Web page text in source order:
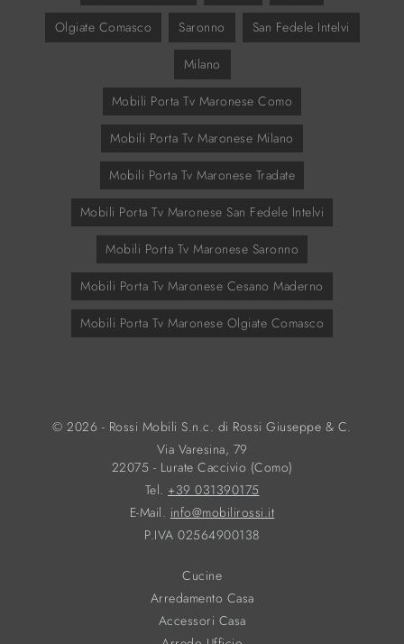
Olgiate Comasco Saronno San Fedele Intelvi
Milano
Mobili Porta Tv Maronese Como
Mobili Porta Tv Maronese Milano
Mobili Porta Tv Maronese Tradate
Mobili Porta Tv Maronese San Fedele Intelvi
Mobili Porta Tv Maronese Saronno
Mobili Porta Tv Maronese Cesano Maderno
Mobili Porta Tv Maronese Olgiate Comasco
© 2026 - Rossi Mobili S.n.c. di Rossi Giuseppe & C.
Via Varesina, 79
22075 - Lurate Caccivio (Como)
Tel. +39 031390175
E-Mail. info@mobilirossi.it
P.IVA 02564900138
Cucine
Arredamento Casa
Accessori Casa